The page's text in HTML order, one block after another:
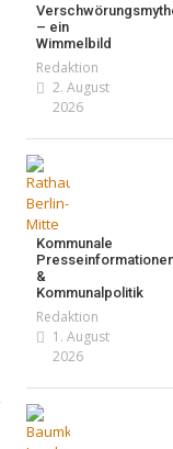
– ein
Wimmelbild
Redaktion
2. August
2026
Kommunale
&
Kommunalpolitik
Redaktion
1. August
2026